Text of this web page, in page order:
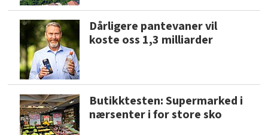
Dårligere pantevaner vil
koste oss 1,3 milliarder
Butikktesten: Supermarked i
nærsenter i for store sko